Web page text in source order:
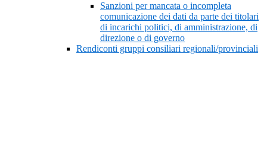
Sanzioni per mancata o incompleta
comunicazione dei dati da parte dei titolari
di incarichi politici, di amministrazione, di
direzione o di governo
Rendiconti gruppi consiliari regionali/provinciali